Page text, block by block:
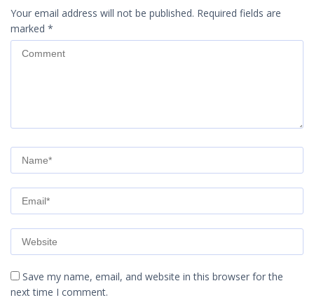
Your email address will not be published. Required fields are
marked *
Save my name, email, and website in this browser for the
next time I comment.